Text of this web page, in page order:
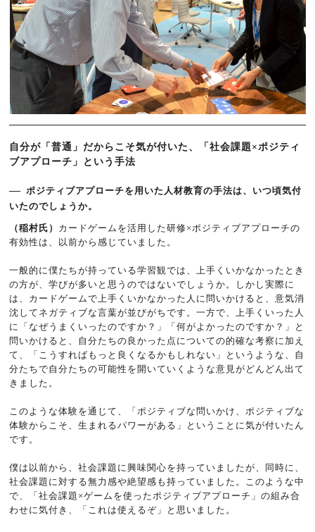
自分が「普通」だからこそ気が付いた、「社会課題×ポジティ
ブアプローチ」という手法
ポジティブアプローチを用いた人材教育の手法は、いつ頃気付
いたのでしょうか。
（稲村氏） カードゲームを活用した研修×ポジティブアプローチの
有効性は、以前から感じていました。
一般的に僕たちが持っている学習観では、上手くいかなかったとき
の方が、学びが多いと思うのではないでしょうか。しかし実際に
は、カードゲームで上手くいかなかった人に問いかけると、意気消
沈してネガティブな言葉が並びがちです。一方で、上手くいった人
に「なぜうまくいったのですか？」「何がよかったのですか？」と
問いかけると、自分たちの良かった点についての的確な考察に加え
て、「こうすればもっと良くなるかもしれない」というような、自
分たちで自分たちの可能性を開いていくような意見がどんどん出て
きました。
このような体験を通じて、「ポジティブな問いかけ、ポジティブな
体験からこそ、生まれるパワーがある」ということに気が付いたん
です。
僕は以前から、社会課題に興味関心を持っていましたが、同時に、
社会課題に対する無力感や絶望感も持っていました。このような中
で、「社会課題×ゲームを使ったポジティブアプローチ」の組み合
わせに気付き、「これは使えるぞ」と思いました。